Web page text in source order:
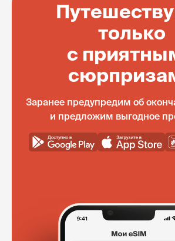
только
с
Заранее предупредим об
и предложим выгодное